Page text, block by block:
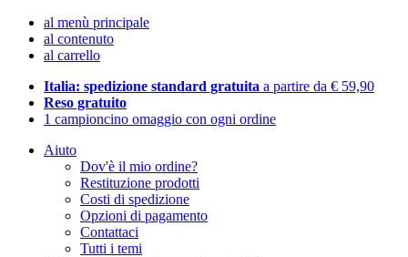
al menù principale
al contenuto
al carrello
Italia: spedizione standard gratuita a partire da € 59,90
Reso gratuito
1 campioncino omaggio con ogni ordine
Aiuto
Dov'è il mio ordine?
Restituzione prodotti
Costi di spedizione
Opzioni di pagamento
Contattaci
Tutti i temi